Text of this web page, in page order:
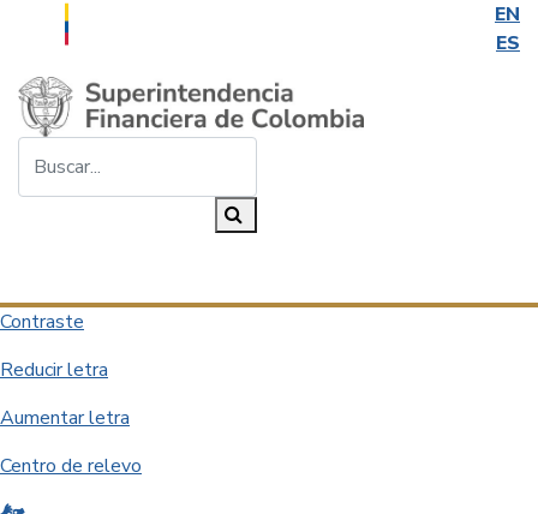
EN
ES
Saltar al contenido principal
Contraste
Reducir letra
Aumentar letra
Centro de relevo